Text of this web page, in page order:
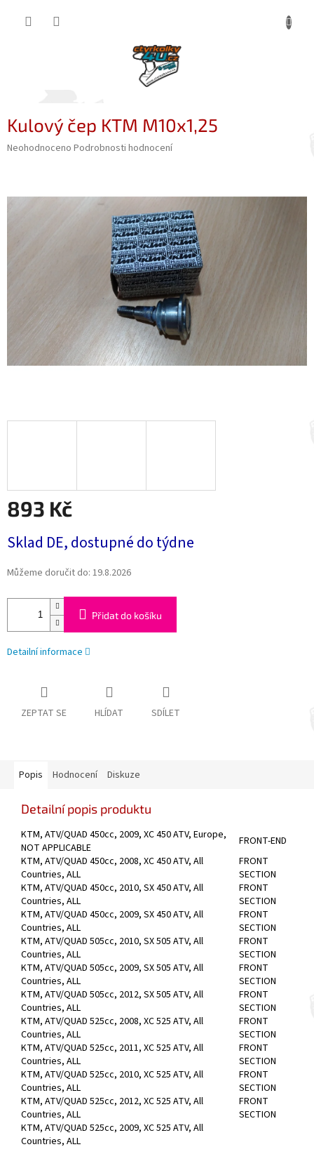
Kulový čep KTM M10x1,25
Průměrné
0,0
Neohodnoceno Podrobnosti hodnocení
893 Kč
cena:
Sklad DE, dostupné do týdne
Můžeme doručit do: 19.8.2026
Přidat do košíku
Detailní informace
ZEPTAT SE HLÍDAT SDÍLET
Popis Hodnocení Diskuze
Detailní popis produktu
KTM, ATV/QUAD 450cc, 2009, XC 450 ATV, Europe,
NOT APPLICABLE
FRONT-END
KTM, ATV/QUAD 450cc, 2008, XC 450 ATV, All
Countries, ALL
FRONT
SECTION
KTM, ATV/QUAD 450cc, 2010, SX 450 ATV, All
Countries, ALL
FRONT
SECTION
KTM, ATV/QUAD 450cc, 2009, SX 450 ATV, All
Countries, ALL
FRONT
SECTION
KTM, ATV/QUAD 505cc, 2010, SX 505 ATV, All
Countries, ALL
FRONT
SECTION
KTM, ATV/QUAD 505cc, 2009, SX 505 ATV, All
Countries, ALL
FRONT
SECTION
KTM, ATV/QUAD 505cc, 2012, SX 505 ATV, All
Countries, ALL
FRONT
SECTION
KTM, ATV/QUAD 525cc, 2008, XC 525 ATV, All
Countries, ALL
FRONT
SECTION
KTM, ATV/QUAD 525cc, 2011, XC 525 ATV, All
Countries, ALL
FRONT
SECTION
KTM, ATV/QUAD 525cc, 2010, XC 525 ATV, All
Countries, ALL
FRONT
SECTION
KTM, ATV/QUAD 525cc, 2012, XC 525 ATV, All
Countries, ALL
FRONT
SECTION
KTM, ATV/QUAD 525cc, 2009, XC 525 ATV, All
Countries, ALL